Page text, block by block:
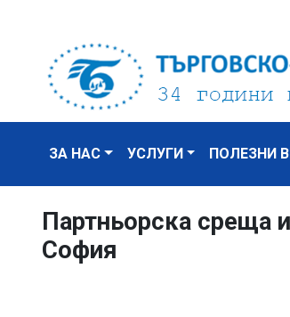
ЗА НАС УСЛУГИ ПОЛЕЗНИ
Партньорска среща
София